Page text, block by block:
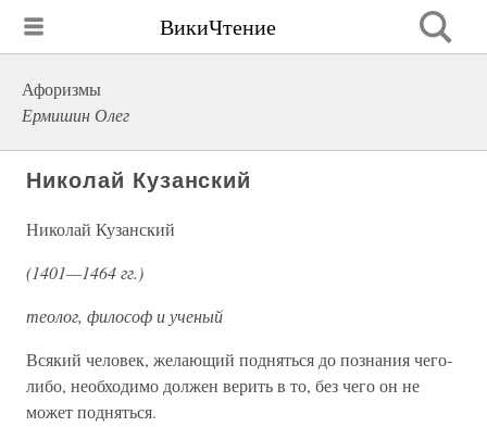
ВикиЧтение
Афоризмы
Ермишин Олег
Николай Кузанский
Николай Кузанский
(1401—1464 гг.)
теолог, философ и ученый
Всякий человек, желающий подняться до познания чего-
либо, необходимо должен верить в то, без чего он не
может подняться.